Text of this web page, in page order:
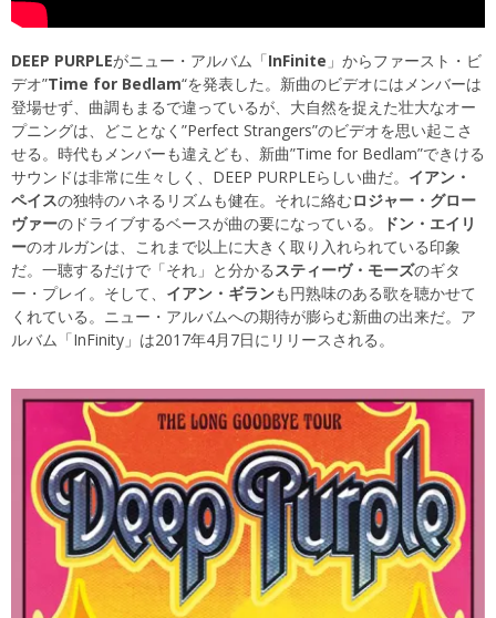
DEEP PURPLEがニュー・アルバム「InFinite 」からファースト・ビ
デオ”Time for Bedlam“を発表した。新曲のビデオにはメンバーは
登場せず、曲調もまるで違っているが、大自然を捉えた壮大なオー
プニングは、どことなく”Perfect Strangers”のビデオを思い起こさ
せる。時代もメンバーも違えども、新曲”Time for Bedlam”できける
サウンドは非常に生々しく、DEEP PURPLEらしい曲だ。 イアン・
ペイスの独特のハネるリズムも健在。それに絡むロジャー・グロー
ヴァーのドライブするベースが曲の要になっている。
ドン・エイリ
ーのオルガンは、これまで以上に大きく取り入れられている印象
だ。一聴するだけで「それ」と分かるスティーヴ・モーズのギタ
ー・プレイ。そして、 イアン・ギランも円熟味のある歌を聴かせて
くれている。ニュー・アルバムへの期待が膨らむ新曲の出来だ。ア
ルバム「InFinity」は2017年4月7日にリリースされる。